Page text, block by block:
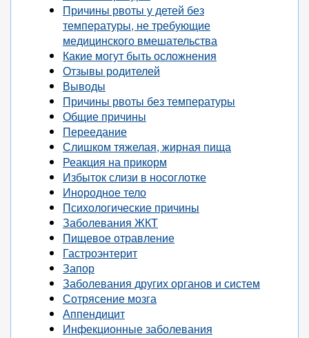
Причины рвоты у детей без
температуры, не требующие
медицинского вмешательства
Какие могут быть осложнения
Отзывы родителей
Выводы
Причины рвоты без температуры
Общие причины
Переедание
Слишком тяжелая, жирная пища
Реакция на прикорм
Избыток слизи в носоглотке
Инородное тело
Психологические причины
Заболевания ЖКТ
Пищевое отравление
Гастроэнтерит
Запор
Заболевания других органов и систем
Сотрясение мозга
Аппендицит
Инфекционные заболевания